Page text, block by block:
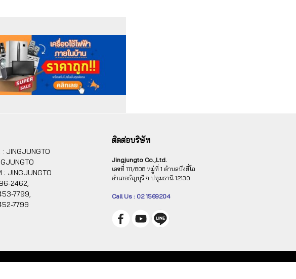
: JINGJUNGTO
: JINGJUNGTO
2462,
7799,
7799
ติดต่อบริษัท
Jingjungto Co.,Ltd.
เลขที่ 111/808 หมู่ที่ 1 ตำบลบึงยี่โถ
อำเภอธัญบุรี จ.ปทุมธานี 12130
Call Us : 02 1569204